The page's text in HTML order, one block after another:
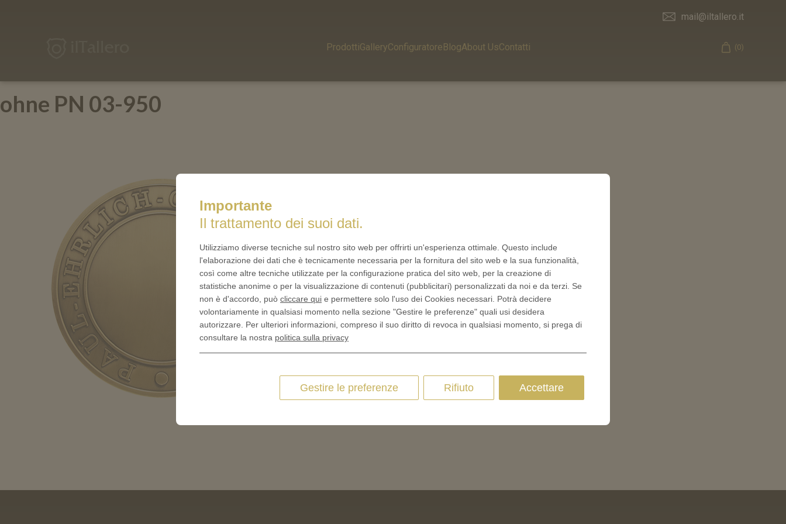
mail@iltallero.it
ProdottiGalleryConfiguratoreBlogAbout UsContatti Cart(0)
ohne PN 03-950
Importante
Il trattamento dei suoi dati.
Utilizziamo diverse tecniche sul nostro sito web per offrirti un'esperienza ottimale. Questo include
l'elaborazione dei dati che è tecnicamente necessaria per la fornitura del sito web e la sua funzionalità,
così come altre tecniche utilizzate per la configurazione pratica del sito web, per la creazione di
statistiche anonime o per la visualizzazione di contenuti (pubblicitari) personalizzati da noi e da terzi. Se
non è d'accordo, può cliccare qui e permettere solo l'uso dei Cookies necessari. Potrà decidere
volontariamente in qualsiasi momento nella sezione "Gestire le preferenze" quali usi desidera
autorizzare. Per ulteriori informazioni, compreso il suo diritto di revoca in qualsiasi momento, si prega di
consultare la nostra politica sulla privacy
Accettare
Rifiuto
Gestire le preferenze